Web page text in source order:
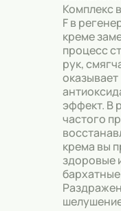
Комплекс
F в
креме
процесс
рук,
оказывает
эффект. В
частого
крема вы
здоровые